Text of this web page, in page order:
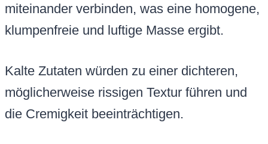
miteinander verbinden, was eine homogene,
klumpenfreie und luftige Masse ergibt.
Kalte Zutaten würden zu einer dichteren,
möglicherweise rissigen Textur führen und
die Cremigkeit beeinträchtigen.